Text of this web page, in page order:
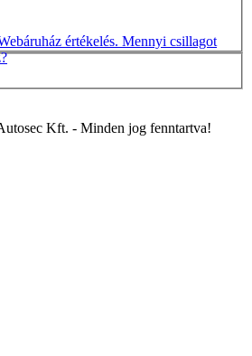
Kft. - Minden jog fenntartva!